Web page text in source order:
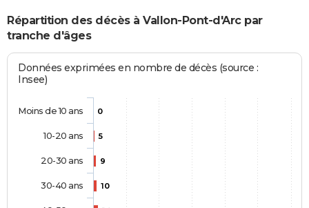
Répartition des décès à Vallon-Pont-d'Arc par
tranche d'âges
Données exprimées en nombre de décès (source :
Insee)
0
5
9
10
Moins de 10 ans
10-20 ans
20-30 ans
30-40 ans